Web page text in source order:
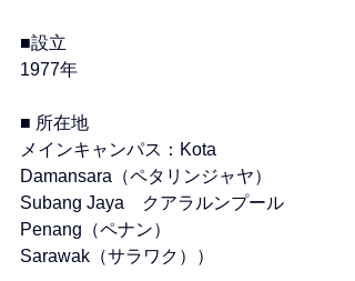
■設立
1977年
■ 所在地
メインキャンパス：Kota
Damansara（ペタリンジャヤ）
Subang Jaya　クアラルンプール
Penang（ペナン）
Sarawak（サラワク））